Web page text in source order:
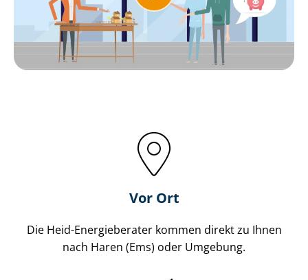
Vor Ort
Die Heid-Energieberater kommen direkt zu Ihnen
nach Haren (Ems) oder Umgebung.